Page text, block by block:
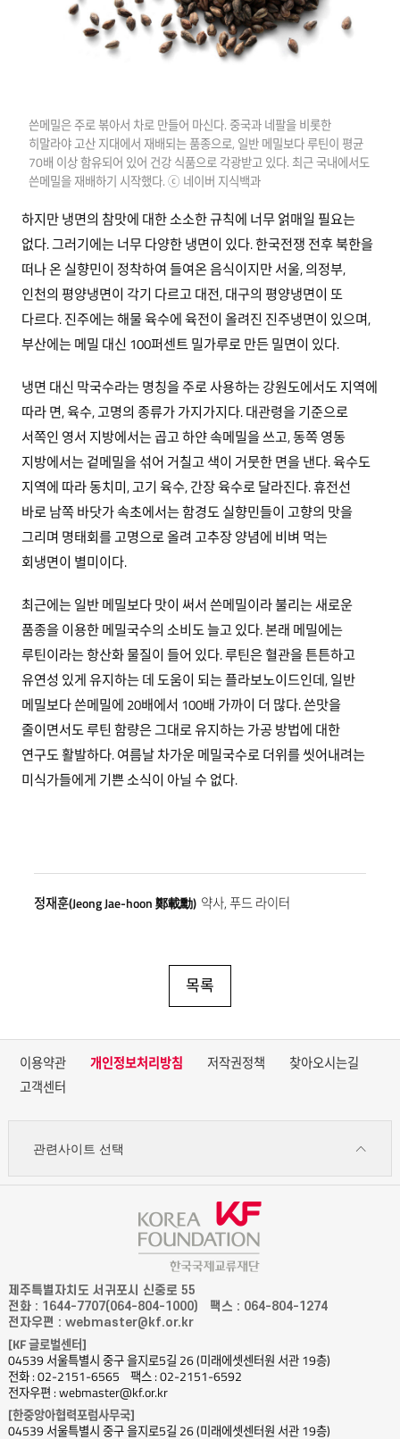
쓴메밀은 주로 볶아서 차로 만들어 마신다. 중국과 네팔을 비롯한
히말라야 고산 지대에서 재배되는 품종으로, 일반 메밀보다 루틴이 평균
70배 이상 함유되어 있어 건강 식품으로 각광받고 있다. 최근 국내에서도
쓴메밀을 재배하기 시작했다. ⓒ 네이버 지식백과
하지만 냉면의 참맛에 대한 소소한 규칙에 너무 얽매일 필요는
없다. 그러기에는 너무 다양한 냉면이 있다. 한국전쟁 전후 북한을
떠나 온 실향민이 정착하여 들여온 음식이지만 서울, 의정부,
인천의 평양냉면이 각기 다르고 대전, 대구의 평양냉면이 또
다르다. 진주에는 해물 육수에 육전이 올려진 진주냉면이 있으며,
부산에는 메밀 대신 100퍼센트 밀가루로 만든 밀면이 있다.
냉면 대신 막국수라는 명칭을 주로 사용하는 강원도에서도 지역에
따라 면, 육수, 고명의 종류가 가지가지다. 대관령을 기준으로
서쪽인 영서 지방에서는 곱고 하얀 속메밀을 쓰고, 동쪽 영동
지방에서는 겉메밀을 섞어 거칠고 색이 거뭇한 면을 낸다. 육수도
지역에 따라 동치미, 고기 육수, 간장 육수로 달라진다. 휴전선
바로 남쪽 바닷가 속초에서는 함경도 실향민들이 고향의 맛을
그리며 명태회를 고명으로 올려 고추장 양념에 비벼 먹는
회냉면이 별미이다.
최근에는 일반 메밀보다 맛이 써서 쓴메밀이라 불리는 새로운
품종을 이용한 메밀국수의 소비도 늘고 있다. 본래 메밀에는
루틴이라는 항산화 물질이 들어 있다. 루틴은 혈관을 튼튼하고
유연성 있게 유지하는 데 도움이 되는 플라보노이드인데, 일반
메밀보다 쓴메밀에 20배에서 100배 가까이 더 많다. 쓴맛을
줄이면서도 루틴 함량은 그대로 유지하는 가공 방법에 대한
연구도 활발하다. 여름날 차가운 메밀국수로 더위를 씻어내려는
미식가들에게 기쁜 소식이 아닐 수 없다.
정재훈(Jeong Jae-hoon 鄭載勳) 약사, 푸드 라이터
목록
이용약관 개인정보처리방침 저작권정책
찾아오시는길
고객센터
관련사이트 선택
제주특별자치도 서귀포시 신중로 55
전화 : 1644-7707(064-804-1000)
팩스 : 064-804-1274
전자우편 : webmaster@kf.or.kr
[KF 글로벌센터]
04539 서울특별시 중구 을지로5길 26 (미래에셋센터원 서관 19층)
전화 : 02-2151-6565
팩스 : 02-2151-6592
전자우편 : webmaster@kf.or.kr
[한중앙아협력포럼사무국]
04539 서울특별시 중구 을지로5길 26 (미래에셋센터원 서관 19층)